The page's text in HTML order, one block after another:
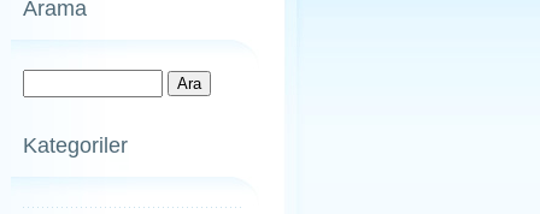
Arama
Kategoriler